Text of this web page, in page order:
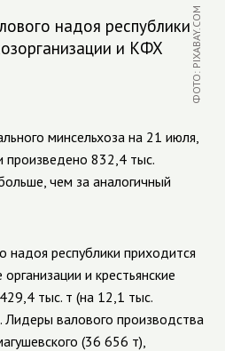
надоя республики
и КФХ
ФОТО: PIXABAY.COM
минсельхоза на 21 июля,
произведено 832,4 тыс.
чем за аналогичный
надоя республики приходится
и крестьянские
тыс. т (на 12,1 тыс.
Лидеры валового производства
(36 656 т),